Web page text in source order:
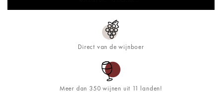
Direct van de wijnboer
Meer dan 350 wijnen uit 11 landen!